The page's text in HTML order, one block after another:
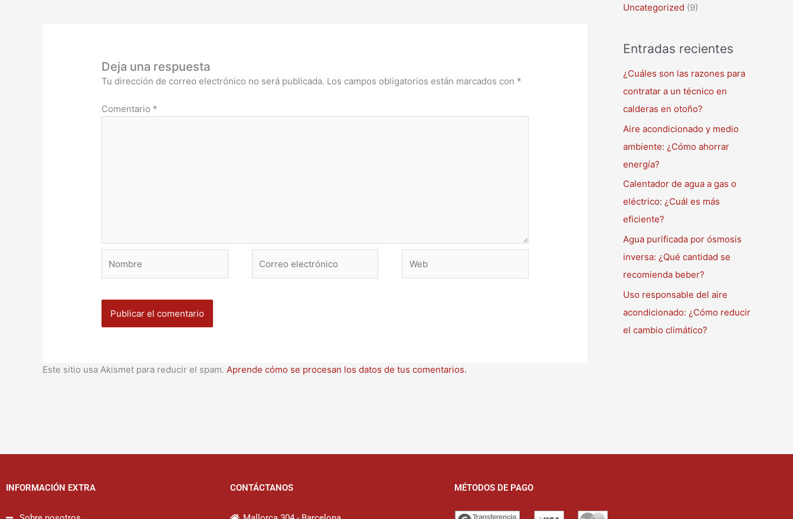
Deja una respuesta
Tu dirección de correo electrónico no será publicada. Los campos obligatorios están marcados con *
Comentario *
electrónico
Este sitio usa Akismet para reducir el spam. Aprende cómo se procesan los datos de tus comentarios.
Uncategorized (9)
Entradas recientes
¿Cuáles son las razones para
contratar a un técnico en
calderas en otoño?
Aire acondicionado y medio
ambiente: ¿Cómo ahorrar
energía?
Calentador de agua a gas o
eléctrico: ¿Cuál es más
eficiente?
Agua purificada por ósmosis
inversa: ¿Qué cantidad se
recomienda beber?
Uso responsable del aire
acondicionado: ¿Cómo reducir
el cambio climático?
INFORMACIÓN EXTRA CONTÁCTANOS MÉTODOS DE PAGO